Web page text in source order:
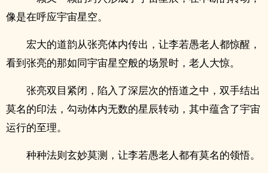
像是在呼应宇宙星空。
宏大的道韵从张亮体内传出，让李若愚老人都惊醒，
看到张亮的那如同宇宙星空般的场景时，老人大惊。
张亮双目紧闭，陷入了深层次的悟道之中，双手结出
莫名的印法，勾动体内无数的星辰转动，其中蕴含了宇宙
运行的至理。
种种法则玄妙莫测，让李若愚老人都有莫名的领悟。